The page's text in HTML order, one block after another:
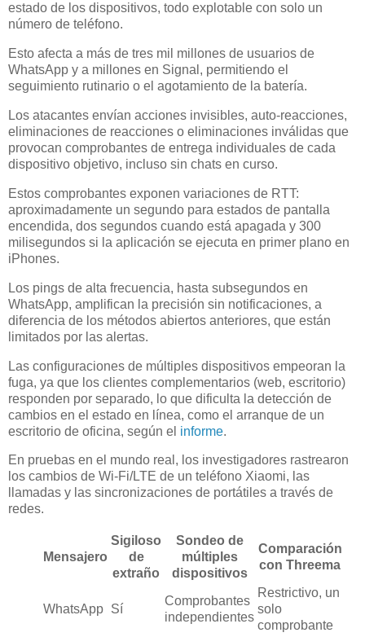
estado de los dispositivos, todo explotable con solo un
número de teléfono.
Esto afecta a más de tres mil millones de usuarios de
WhatsApp y a millones en Signal, permitiendo el
seguimiento rutinario o el agotamiento de la batería.
Los atacantes envían acciones invisibles, auto-reacciones,
eliminaciones de reacciones o eliminaciones inválidas que
provocan comprobantes de entrega individuales de cada
dispositivo objetivo, incluso sin chats en curso.
Estos comprobantes exponen variaciones de RTT:
aproximadamente un segundo para estados de pantalla
encendida, dos segundos cuando está apagada y 300
milisegundos si la aplicación se ejecuta en primer plano en
iPhones.
Los pings de alta frecuencia, hasta subsegundos en
WhatsApp, amplifican la precisión sin notificaciones, a
diferencia de los métodos abiertos anteriores, que están
limitados por las alertas.
Las configuraciones de múltiples dispositivos empeoran la
fuga, ya que los clientes complementarios (web, escritorio)
responden por separado, lo que dificulta la detección de
cambios en el estado en línea, como el arranque de un
escritorio de oficina, según el informe.
En pruebas en el mundo real, los investigadores rastrearon
los cambios de Wi-Fi/LTE de un teléfono Xiaomi, las
llamadas y las sincronizaciones de portátiles a través de
redes.
Mensajero
Sigiloso
de
extraño
Sondeo de
múltiples
dispositivos
Comparación
con Threema
WhatsApp Sí
Comprobantes
independientes
Restrictivo, un
solo
comprobante